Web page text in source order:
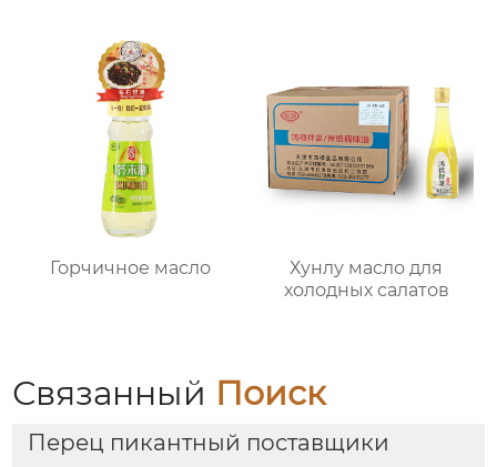
Горчичное масло
Хунлу масло для
холодных салатов
Связанный Поиск
Перец пикантный поставщики